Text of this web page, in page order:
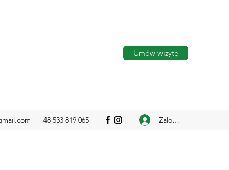
Umów wizytę
48 533 819 065 Zaloguj się